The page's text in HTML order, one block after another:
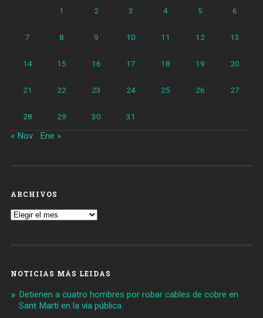
1 2 3 4 5 6
7 8 9 10 11 12 13
14 15 16 17 18 19 20
21 22 23 24 25 26 27
28 29 30 31
« Nov Ene »
ARCHIVOS
Archivos
NOTICIAS MÁS LEIDAS
Detienen a cuatro hombres por robar cables de cobre en
Sant Martí en la vía pública